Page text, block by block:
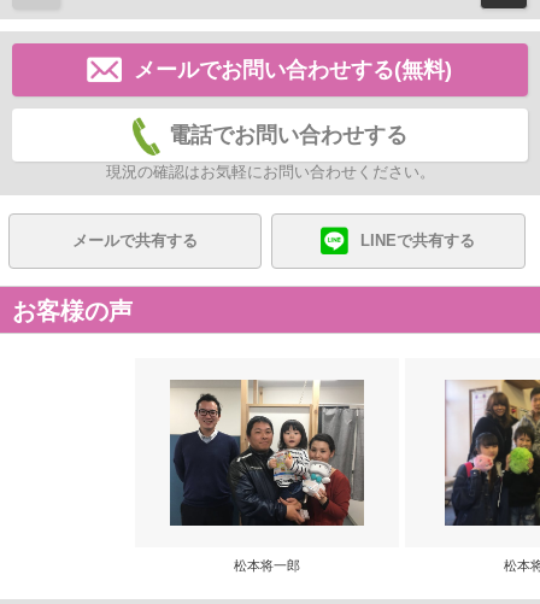
メールでお問い合わせする(無料)
電話でお問い合わせする
現況の確認はお気軽にお問い合わせください。
メールで共有する LINEで共有する
お客様の声
松本将一郎 松本